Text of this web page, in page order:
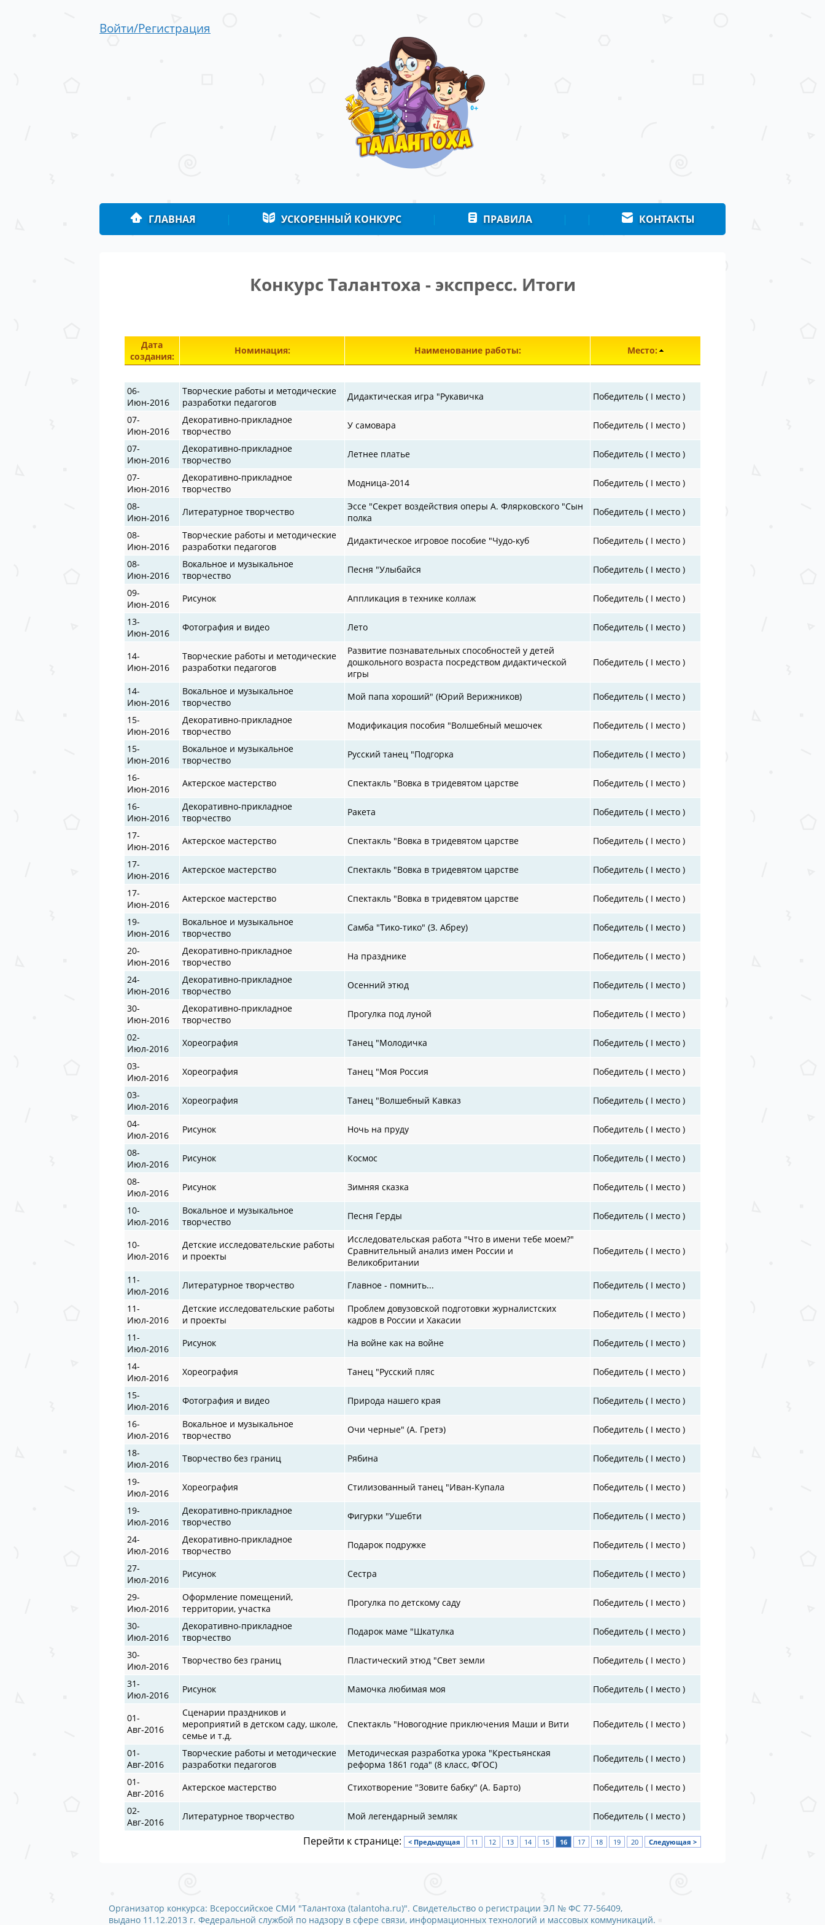
Войти/Регистрация
ГЛАВНАЯ | УСКОРЕННЫЙ КОНКУРС | ПРАВИЛА | | КОНТАКТЫ
Конкурс Талантоха - экспресс. Итоги
Дата
создания:
Номинация: Наименование работы: Место:
06-
Июн-2016
Творческие работы и методические
разработки педагогов
Дидактическая игра "Рукавичка
Победитель ( I место )
07-
Июн-2016
Декоративно-прикладное
творчество
У самовара
Победитель ( I место )
07-
Июн-2016
Декоративно-прикладное
творчество
Летнее платье
Победитель ( I место )
07-
Июн-2016
Декоративно-прикладное
творчество
Модница-2014
Победитель ( I место )
08-
Июн-2016
Литературное творчество
Эссе "Секрет воздействия оперы А. Флярковского "Сын
полка
Победитель ( I место )
08-
Июн-2016
Творческие работы и методические
разработки педагогов
Дидактическое игровое пособие "Чудо-куб
Победитель ( I место )
08-
Июн-2016
Вокальное и музыкальное
творчество
Песня "Улыбайся
Победитель ( I место )
09-
Июн-2016
Рисунок Аппликация в технике коллаж
Победитель ( I место )
13-
Июн-2016
Фотография и видео Лето Победитель ( I место )
14-
Июн-2016
Творческие работы и методические
разработки педагогов
Развитие познавательных способностей у детей
дошкольного возраста посредством дидактической
игры
Победитель ( I место )
14-
Июн-2016
Вокальное и музыкальное
творчество
Мой папа хороший" (Юрий Верижников)
Победитель ( I место )
15-
Июн-2016
Декоративно-прикладное
творчество
Модификация пособия "Волшебный мешочек
Победитель ( I место )
15-
Июн-2016
Вокальное и музыкальное
творчество
Русский танец "Подгорка
Победитель ( I место )
16-
Июн-2016
Актерское мастерство Спектакль "Вовка в тридевятом царстве
Победитель ( I место )
16-
Июн-2016
Декоративно-прикладное
творчество
Ракета
Победитель ( I место )
17-
Июн-2016
Актерское мастерство Спектакль "Вовка в тридевятом царстве
Победитель ( I место )
17-
Июн-2016
Актерское мастерство Спектакль "Вовка в тридевятом царстве
Победитель ( I место )
17-
Июн-2016
Актерское мастерство Спектакль "Вовка в тридевятом царстве
Победитель ( I место )
19-
Июн-2016
Вокальное и музыкальное
творчество
Самба "Тико-тико" (З. Абреу)
Победитель ( I место )
20-
Июн-2016
Декоративно-прикладное
творчество
На празднике
Победитель ( I место )
24-
Июн-2016
Декоративно-прикладное
творчество
Осенний этюд
Победитель ( I место )
30-
Июн-2016
Декоративно-прикладное
творчество
Прогулка под луной
Победитель ( I место )
02-
Июл-2016
Хореография Танец "Молодичка
Победитель ( I место )
03-
Июл-2016
Хореография Танец "Моя Россия
Победитель ( I место )
03-
Июл-2016
Хореография Танец "Волшебный Кавказ
Победитель ( I место )
04-
Июл-2016
Рисунок Ночь на пруду
Победитель ( I место )
08-
Июл-2016
Рисунок Космос
Победитель ( I место )
08-
Июл-2016
Рисунок Зимняя сказка
Победитель ( I место )
10-
Июл-2016
Вокальное и музыкальное
творчество
Песня Герды Победитель ( I место )
10-
Июл-2016
Детские исследовательские работы
и проекты
Исследовательская работа "Что в имени тебе моем?"
Сравнительный анализ имен России и
Великобритании
Победитель ( I место )
11-
Июл-2016
Литературное творчество Главное - помнить...
Победитель ( I место )
11-
Июл-2016
Детские исследовательские работы
и проекты
Проблем довузовской подготовки журналистских
кадров в России и Хакасии
Победитель ( I место )
11-
Июл-2016
Рисунок На войне как на войне
Победитель ( I место )
14-
Июл-2016
Хореография Танец "Русский пляс
Победитель ( I место )
15-
Июл-2016
Фотография и видео Природа нашего края
Победитель ( I место )
16-
Июл-2016
Вокальное и музыкальное
творчество
Очи черные" (А. Гретэ)
Победитель ( I место )
18-
Июл-2016
Творчество без границ Рябина
Победитель ( I место )
19-
Июл-2016
Хореография Стилизованный танец "Иван-Купала
Победитель ( I место )
19-
Июл-2016
Декоративно-прикладное
творчество
Фигурки "Ушебти
Победитель ( I место )
24-
Июл-2016
Декоративно-прикладное
творчество
Подарок подружке
Победитель ( I место )
27-
Июл-2016
Рисунок Сестра
Победитель ( I место )
29-
Июл-2016
Оформление помещений,
территории, участка
Прогулка по детскому саду
Победитель ( I место )
30-
Июл-2016
Декоративно-прикладное
творчество
Подарок маме "Шкатулка
Победитель ( I место )
30-
Июл-2016
Творчество без границ Пластический этюд "Свет земли
Победитель ( I место )
31-
Июл-2016
Рисунок Мамочка любимая моя Победитель ( I место )
01-
Авг-2016
Сценарии праздников и
мероприятий в детском саду, школе,
семье и т.д.
Спектакль "Новогодние приключения Маши и Вити Победитель ( I место )
01-
Авг-2016
Творческие работы и методические
разработки педагогов
Методическая разработка урока "Крестьянская
реформа 1861 года" (8 класс, ФГОС)
Победитель ( I место )
01-
Авг-2016
Актерское мастерство Стихотворение "Зовите бабку" (А. Барто)
Победитель ( I место )
02-
Авг-2016
Литературное творчество Мой легендарный земляк Победитель ( I место )
Перейти к странице: < Предыдущая 11 12 13 14 15 16 17 18 19 20 Следующая >
Организатор конкурса: Всероссийское СМИ "Талантоха (talantoha.ru)". Свидетельство о регистрации ЭЛ № ФС 77-56409,
выдано 11.12.2013 г. Федеральной службой по надзору в сфере связи, информационных технологий и массовых коммуникаций.